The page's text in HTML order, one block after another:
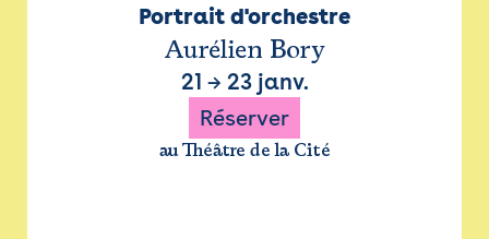
Portrait d'orchestre
Aurélien Bory
21 → 23 janv.
Réserver
au Théâtre de la Cité